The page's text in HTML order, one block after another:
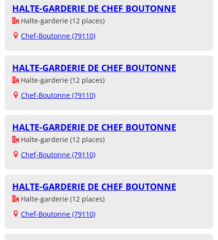
HALTE-GARDERIE DE CHEF BOUTONNE
Halte-garderie (12 places)
Chef-Boutonne (79110)
HALTE-GARDERIE DE CHEF BOUTONNE
Halte-garderie (12 places)
Chef-Boutonne (79110)
HALTE-GARDERIE DE CHEF BOUTONNE
Halte-garderie (12 places)
Chef-Boutonne (79110)
HALTE-GARDERIE DE CHEF BOUTONNE
Halte-garderie (12 places)
Chef-Boutonne (79110)